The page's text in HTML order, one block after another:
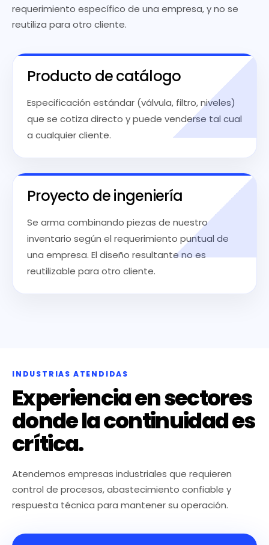
requerimiento específico de una empresa, y no se
reutiliza para otro cliente.
Producto de catálogo
Especificación estándar (válvula, filtro, niveles)
que se cotiza directo y puede venderse tal cual
a cualquier cliente.
Proyecto de ingeniería
Se arma combinando piezas de nuestro
inventario según el requerimiento puntual de
una empresa. El diseño resultante no es
reutilizable para otro cliente.
INDUSTRIAS ATENDIDAS
Experiencia en sectores
donde la continuidad es
crítica.
Atendemos empresas industriales que requieren
control de procesos, abastecimiento confiable y
respuesta técnica para mantener su operación.